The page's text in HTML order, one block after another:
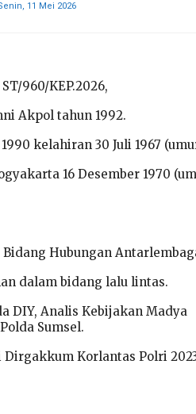
11 Mei 2026
960/KEP.2026,
Akpol tahun 1992.
kelahiran 30 Juli 1967
16 Desember 1970
Hubungan
dalam bidang lalu lintas.
DIY, Analis Kebijakan Madya
Sumsel.
Korlantas Polri